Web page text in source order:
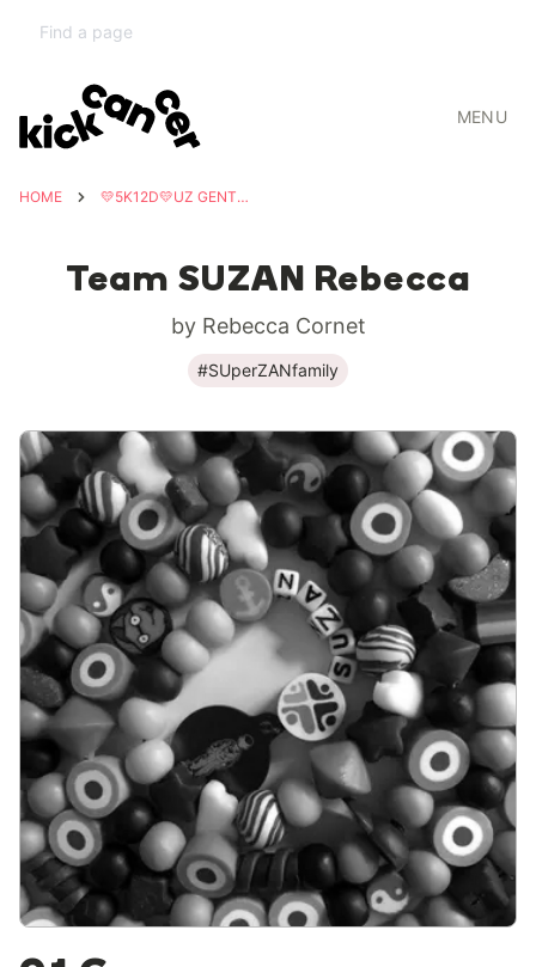
MENU
HOME 💛5K12D💛UZ GENT💛
Team SUZAN Rebecca
by Rebecca Cornet
#SUperZANfamily